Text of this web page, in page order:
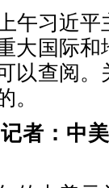
午习近
大国际
以查阅
。
记者：中